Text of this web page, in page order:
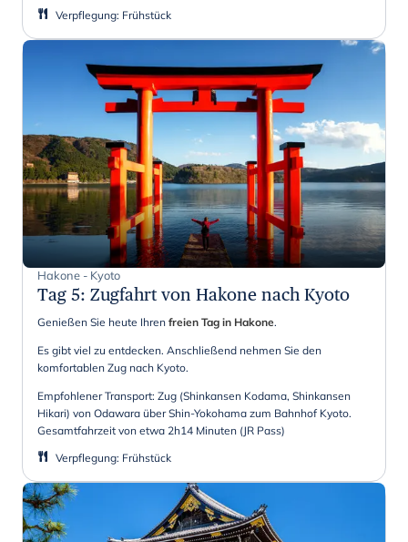
Verpflegung: Frühstück
Hakone - Kyoto
Tag 5: Zugfahrt von Hakone nach Kyoto
Genießen Sie heute Ihren freien Tag in Hakone.
Es gibt viel zu entdecken. Anschließend nehmen Sie den
komfortablen Zug nach Kyoto.
Empfohlener Transport: Zug (Shinkansen Kodama, Shinkansen
Hikari) von Odawara über Shin-Yokohama zum Bahnhof Kyoto.
Gesamtfahrzeit von etwa 2h14 Minuten (JR Pass)
Verpflegung: Frühstück